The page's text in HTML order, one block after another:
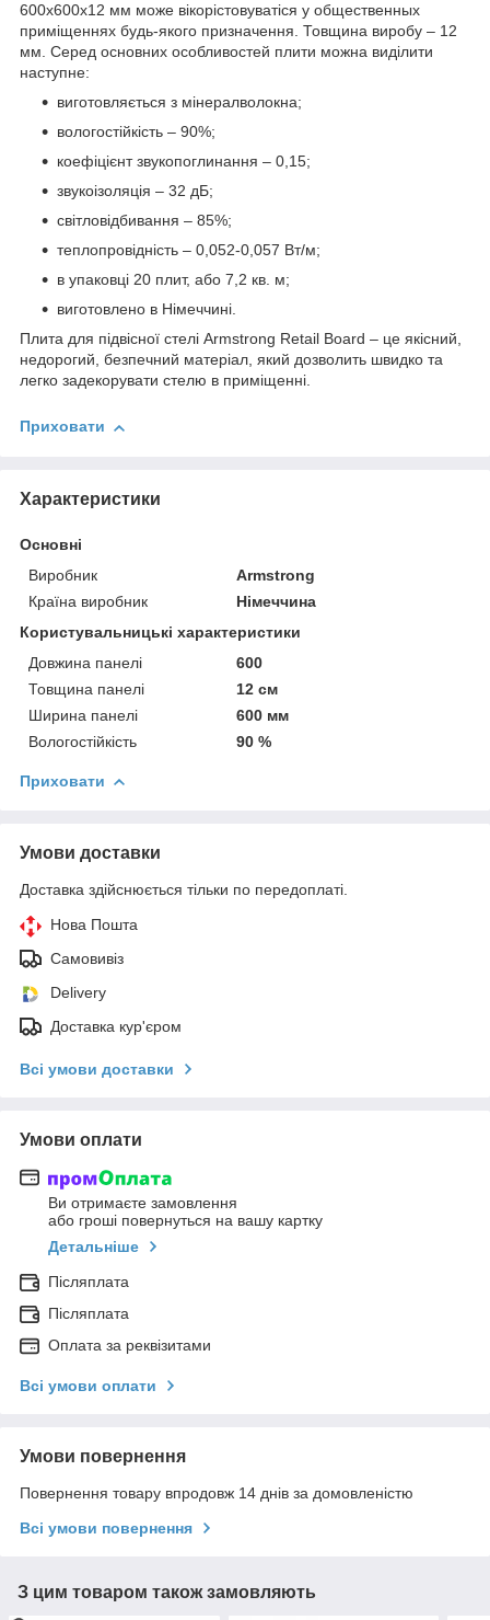
600x600x12 мм може вікорістовуватіся у общественных
приміщеннях будь-якого призначення. Товщина виробу – 12
мм. Серед основних особливостей плити можна виділити
наступне:
виготовляється з мінералволокна;
вологостійкість – 90%;
коефіцієнт звукопоглинання – 0,15;
звукоізоляція – 32 дБ;
світловідбивання – 85%;
теплопровідність – 0,052-0,057 Вт/м;
в упаковці 20 плит, або 7,2 кв. м;
виготовлено в Німеччині.
Плита для підвісної стелі Armstrong Retail Board – це якісний,
недорогий, безпечний матеріал, який дозволить швидко та
легко задекорувати стелю в приміщенні.
Приховати
Характеристики
Основні
Виробник
Armstrong
Країна виробник
Німеччина
Користувальницькі характеристики
Довжина панелі
600
Товщина панелі
12 см
Ширина панелі
600 мм
Вологостійкість
90 %
Приховати
Умови доставки
Доставка здійснюється тільки по передоплаті.
Нова Пошта
Самовивіз
Delivery
Доставка кур'єром
Всі умови доставки
Умови оплати
Ви отримаєте замовлення
або гроші повернуться на вашу картку
Детальніше
Післяплата
Післяплата
Оплата за реквізитами
Всі умови оплати
Умови повернення
Повернення товару впродовж 14 днів за домовленістю
Всі умови повернення
З цим товаром також замовляють